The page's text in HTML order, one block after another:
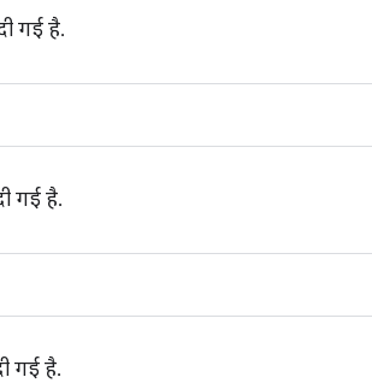
गई है.
गई है.
गई है.